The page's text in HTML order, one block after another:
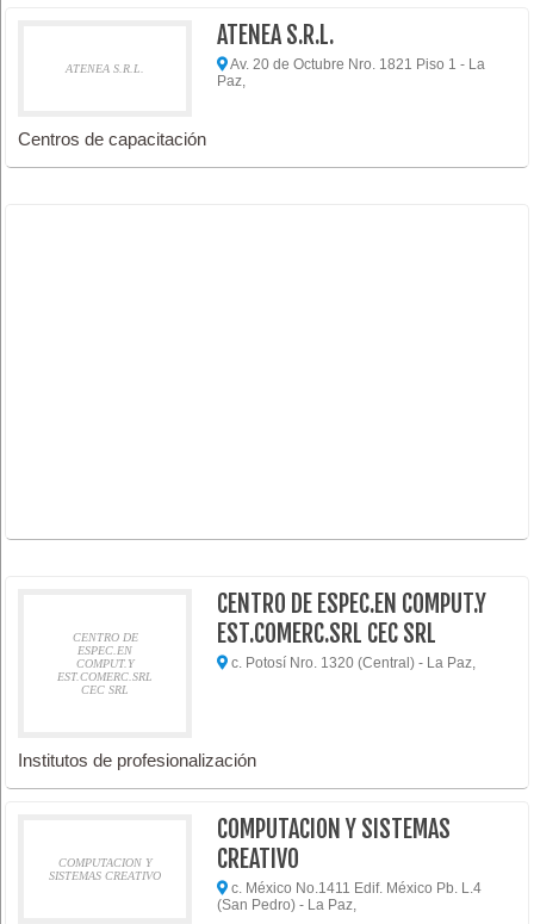
ATENEA S.R.L.
ATENEA S.R.L.
Av. 20 de Octubre Nro. 1821 Piso 1 - La
Paz,
Centros de capacitación
CENTRO DE
ESPEC.EN
COMPUT.Y
EST.COMERC.SRL
CEC SRL
CENTRO DE ESPEC.EN COMPUT.Y
EST.COMERC.SRL CEC SRL
c. Potosí Nro. 1320 (Central) - La Paz,
Institutos de profesionalización
COMPUTACION Y
SISTEMAS CREATIVO
COMPUTACION Y SISTEMAS
CREATIVO
c. México No.1411 Edif. México Pb. L.4
(San Pedro) - La Paz,